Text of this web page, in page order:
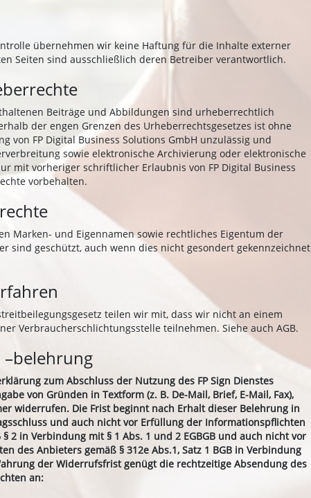
übernehmen wir keine Haftung für die Inhalte externer
Seiten sind ausschließlich deren Betreiber verantwortlich.
Beiträge und Abbildungen sind urheberrechtlich
der engen Grenzen des Urheberrechtsgesetzes ist ohne
von FP Digital Business Solutions GmbH unzulässig und
sowie elektronische Archivierung oder elektronische
mit vorheriger schriftlicher Erlaubnis von FP Digital Business
vorbehalten.
Marken- und Eigennamen sowie rechtliches Eigentum der
sind geschützt, auch wenn dies nicht gesondert gekennzeichnet
teilen wir mit, dass wir nicht an einem
Verbraucherschlichtungsstelle teilnehmen. Siehe auch AGB.
zum Abschluss der Nutzung des FP Sign Dienstes
von Gründen in Textform (z. B. De-Mail, Brief, E-Mail, Fax),
widerrufen. Die Frist beginnt nach Erhalt dieser Belehrung in
und auch nicht vor Erfüllung der Informationspflichten
2 in Verbindung mit § 1 Abs. 1 und 2 EGBGB und auch nicht vor
des Anbieters gemäß § 312e Abs.1, Satz 1 BGB in Verbindung
der Widerrufsfrist genügt die rechtzeitige Absendung des
an: